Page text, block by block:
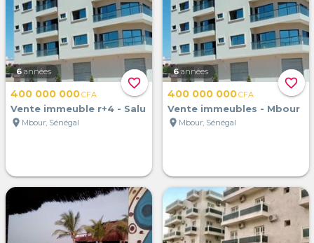
favorite_border
6 années
400 000 000CFA
Vente immeuble r+4 - Salu
location_on Mbour, Sénégal
favorite_border
6 années
400 000 000CFA
Vente immeubles - Mbour
location_on Mbour, Sénégal